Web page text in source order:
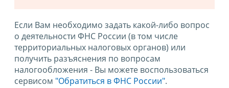
Если Вам необходимо задать какой-либо вопрос
о деятельности ФНС России (в том числе
территориальных налоговых органов) или
получить разъяснения по вопросам
налогообложения - Вы можете воспользоваться
сервисом "Обратиться в ФНС России".